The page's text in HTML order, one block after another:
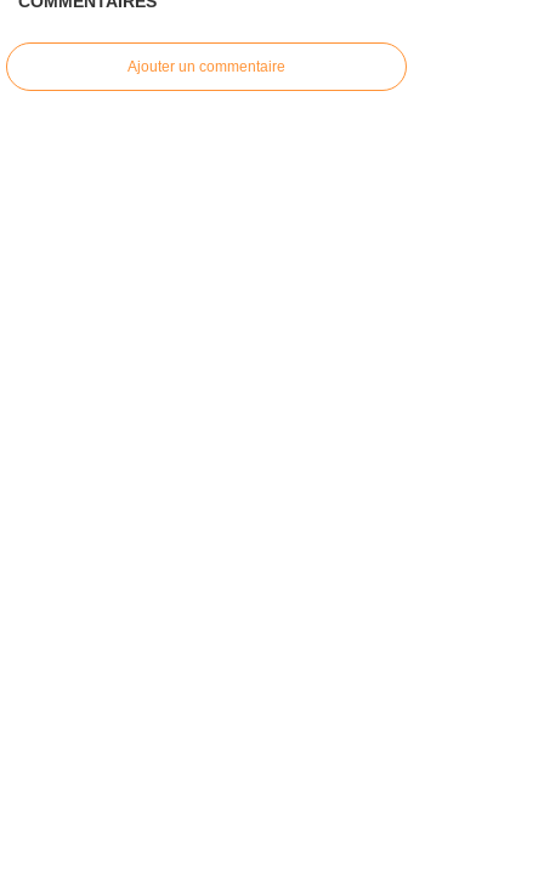
Ajouter un commentaire